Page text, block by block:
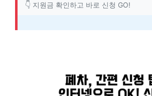
👇 지원금 확인하고 바로 신청 GO!